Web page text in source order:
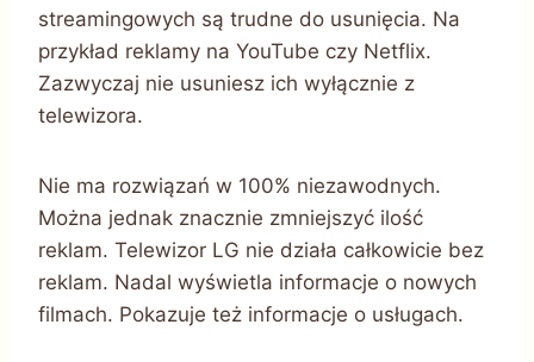
streamingowych są trudne do usunięcia. Na
przykład reklamy na YouTube czy Netflix.
Zazwyczaj nie usuniesz ich wyłącznie z
telewizora.
Nie ma rozwiązań w 100% niezawodnych.
Można jednak znacznie zmniejszyć ilość
reklam. Telewizor LG nie działa całkowicie bez
reklam. Nadal wyświetla informacje o nowych
filmach. Pokazuje też informacje o usługach.